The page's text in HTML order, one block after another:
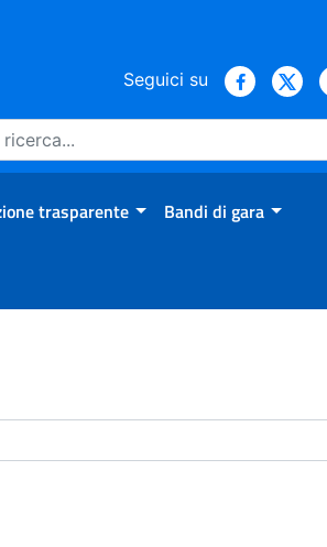
Seguici su
trasparente Bandi di gara